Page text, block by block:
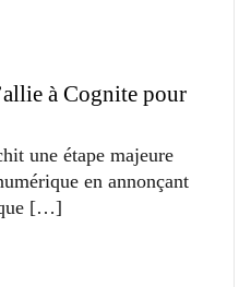
à Cognite pour
une étape majeure
en annonçant